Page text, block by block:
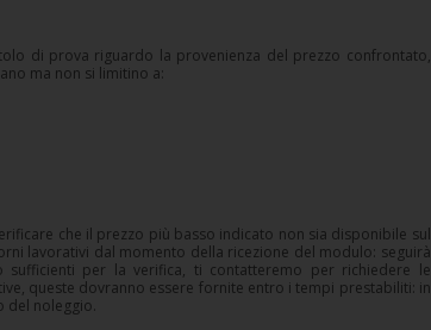
di prova riguardo la provenienza del prezzo confrontato,
ma non si limitino a:
che il prezzo più basso indicato non sia disponibile sul
lavorativi dal momento della ricezione del modulo: seguirà
per la verifica, ti contatteremo per richiedere le
queste dovranno essere fornite entro i tempi prestabiliti: in
del noleggio.